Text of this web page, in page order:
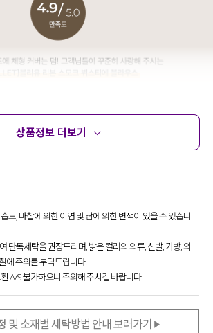
상품정보 더보기
도, 마찰에 의한 이염 및 땀에 의한 변색이 있을 수 있습니
단독세탁을 권장드리며, 밝은 컬러의 의류, 신발, 가방, 의
에 주의를 부탁드립니다.
A/S 불가하오니 주의해 주시길 바랍니다.
및 소재별 세탁방법 안내 보러가기